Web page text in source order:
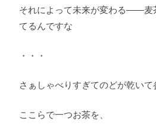
それによって未来が変わる――麦
てるんですな
・・・
さぁしゃべりすぎてのどが乾いて
ここらで一つお茶を、